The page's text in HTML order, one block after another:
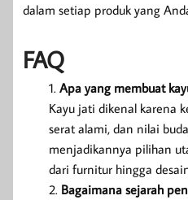
dalam setiap produk yang
FAQ
Apa yang membuat
Kayu jati dikenal karena
serat alami, dan nilai
menjadikannya pilihan
dari furnitur hingga
Bagaimana sejarah